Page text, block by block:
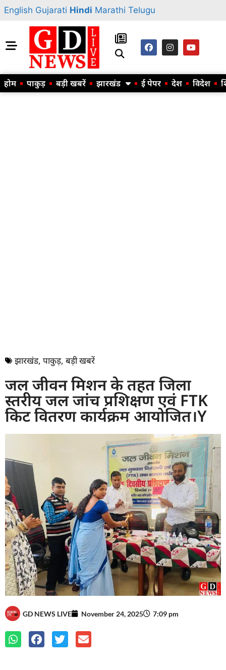
English Gujarati Hindi Marathi Telugu
होम पाकुड़ बड़ी खबरें झारखंड ई पेपर देश विदेश
झारखंड, पाकुड़, बड़ी खबरें
जल जीवन मिशन के तहत जिला
स्तरीय जल जांच प्रशिक्षण एवं FTK
किट वितरण कार्यक्रम आयोजित।Y
GD NEWS LIVE November 24, 2025 7:09 pm